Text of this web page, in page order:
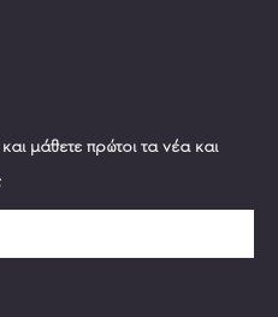
μάθετε πρώτοι τα νέα και